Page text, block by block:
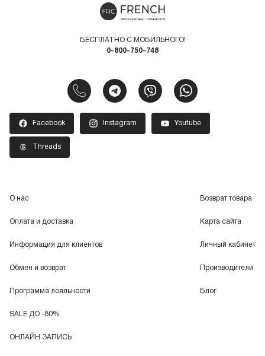
БЕСПЛАТНО С МОБИЛЬНОГО!
0-800-750-748
Facebook Instagram Youtube
Threads
О нас
Оплата и доставка
Информация для клиентов
Обмен и возврат
Программа лояльности
SALE ДО -80%
ОНЛАЙН ЗАПИСЬ
Возврат товара
Карта сайта
Личный кабинет
Производители
Блог